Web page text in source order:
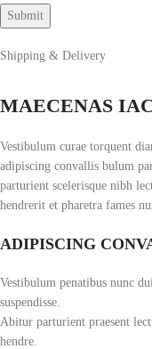
Shipping & Delivery
MAECENAS
Vestibulum curae torquent
adipiscing convallis bulum
parturient scelerisque nibh
hendrerit et pharetra fames
ADIPISCING
Vestibulum penatibus nunc
suspendisse.
Abitur parturient praesent
hendre.